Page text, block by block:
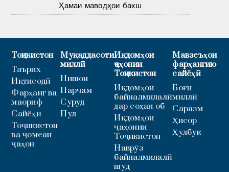
Ҳамаи маводҳои бахш
Тоҷикистон
Таърих
Иқтисодӣ
Фарҳанг ва
маориф
Сайёҳӣ
Тоҷикистон
ва ҷомеаи
ҷаҳон
Муқаддасоти
миллӣ
Нишон
Парчам
Суруд
Пул
Иқдомҳои
ҷаҳонии
Тоҷикистон
Иқдомҳои
байналмилалӣ
дар соҳаи об
Иқдомҳои
ҷаҳонии
Тоҷикистон
Наврӯз
байналмилалӣ
шуд
Мавзеъҳои
фарҳангию
сайёҳӣ
Боғи
миллӣ
Саразм
Ҳисор
Ҳулбук